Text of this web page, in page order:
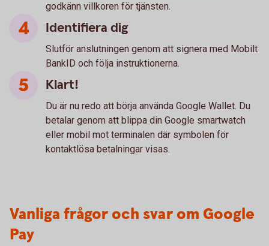
godkänn villkoren för tjänsten.
Identifiera dig
Slutför anslutningen genom att signera med Mobilt
BankID och följa instruktionerna.
Klart!
Du är nu redo att börja använda Google Wallet. Du
betalar genom att blippa din Google smartwatch
eller mobil mot terminalen där symbolen för
kontaktlösa betalningar visas.
Vanliga frågor och svar om Google
Pay